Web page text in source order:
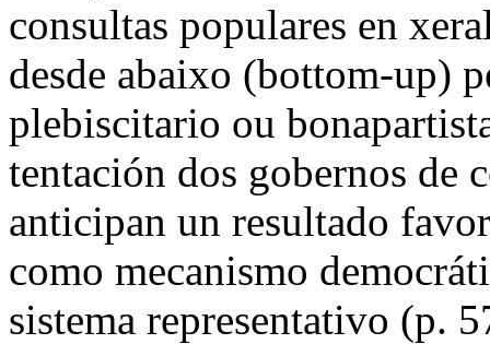
consultas populares en
desde abaixo (bottom-up)
plebiscitario ou
tentación dos gobernos de
anticipan un resultado
como mecanismo
sistema representativo (p.